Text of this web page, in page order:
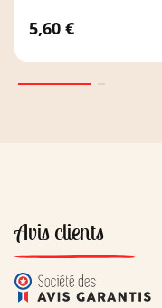
5,60 €
Avis clients